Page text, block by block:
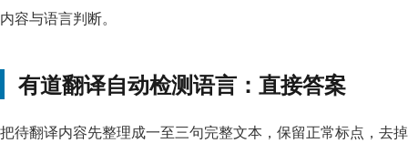
内容与语言判断。
有道翻译自动检测语言：直接答案
把待翻译内容先整理成一至三句完整文本，保留正常标点，去掉